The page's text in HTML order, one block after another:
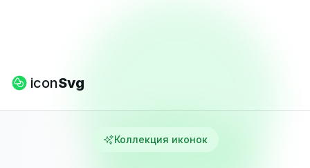
iconSvg
Коллекция иконок